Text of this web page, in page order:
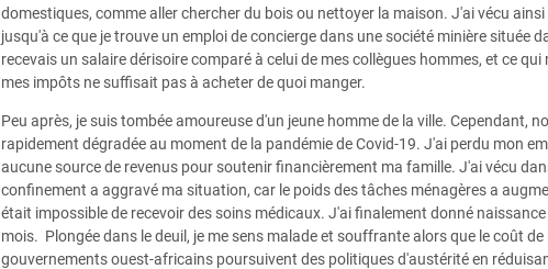
domestiques, comme aller chercher du bois ou nettoyer la maison. J'ai vécu
jusqu'à ce que je trouve un emploi de concierge dans une société minière située
recevais un salaire dérisoire comparé à celui de mes collègues hommes, et ce
mes impôts ne suffisait pas à acheter de quoi manger.
Peu après, je suis tombée amoureuse d'un jeune homme de la ville. Cependant,
rapidement dégradée au moment de la pandémie de Covid-19. J'ai perdu mon
aucune source de revenus pour soutenir financièrement ma famille. J'ai vécu
confinement a aggravé ma situation, car le poids des tâches ménagères a
était impossible de recevoir des soins médicaux. J'ai finalement donné
mois. Plongée dans le deuil, je me sens malade et souffrante alors que le coût
gouvernements ouest-africains poursuivent des politiques d'austérité en